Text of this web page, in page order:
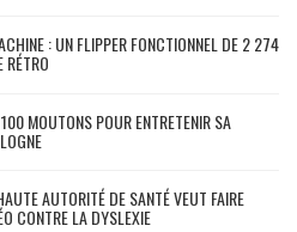
: UN FLIPPER FONCTIONNEL DE 2 274
RÉTRO
MOUTONS POUR ENTRETENIR SA
AUTORITÉ DE SANTÉ VEUT FAIRE
CONTRE LA DYSLEXIE